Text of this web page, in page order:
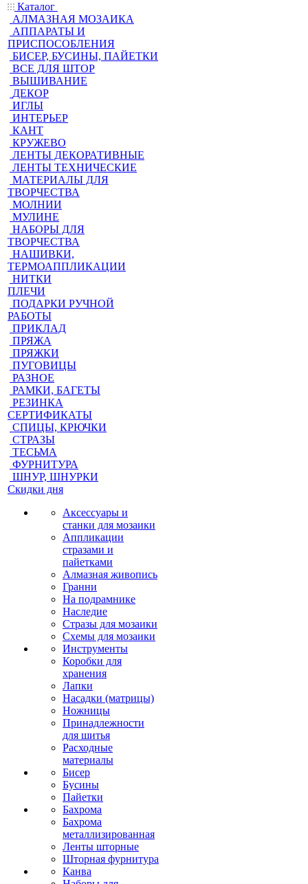
Каталог
АЛМАЗНАЯ МОЗАИКА
АППАРАТЫ И
ПРИСПОСОБЛЕНИЯ
БИСЕР, БУСИНЫ, ПАЙЕТКИ
ВСЕ ДЛЯ ШТОР
ВЫШИВАНИЕ
ДЕКОР
ИГЛЫ
ИНТЕРЬЕР
КАНТ
КРУЖЕВО
ЛЕНТЫ ДЕКОРАТИВНЫЕ
ЛЕНТЫ ТЕХНИЧЕСКИЕ
МАТЕРИАЛЫ ДЛЯ
ТВОРЧЕСТВА
МОЛНИИ
МУЛИНЕ
НАБОРЫ ДЛЯ
ТВОРЧЕСТВА
НАШИВКИ,
ТЕРМОАППЛИКАЦИИ
НИТКИ
ПЛЕЧИ
ПОДАРКИ РУЧНОЙ
РАБОТЫ
ПРИКЛАД
ПРЯЖА
ПРЯЖКИ
ПУГОВИЦЫ
РАЗНОЕ
РАМКИ, БАГЕТЫ
РЕЗИНКА
СЕРТИФИКАТЫ
СПИЦЫ, КРЮЧКИ
СТРАЗЫ
ТЕСЬМА
ФУРНИТУРА
ШНУР, ШНУРКИ
Скидки дня
Аксессуары и
станки для мозаики
Аппликации
стразами и
пайетками
Алмазная живопись
Гранни
На подрамнике
Наследие
Стразы для мозаики
Схемы для мозаики
Инструменты
Коробки для
хранения
Лапки
Насадки (матрицы)
Ножницы
Принадлежности
для шитья
Расходные
материалы
Бисер
Бусины
Пайетки
Бахрома
Бахрома
металлизированная
Ленты шторные
Шторная фурнитура
Канва